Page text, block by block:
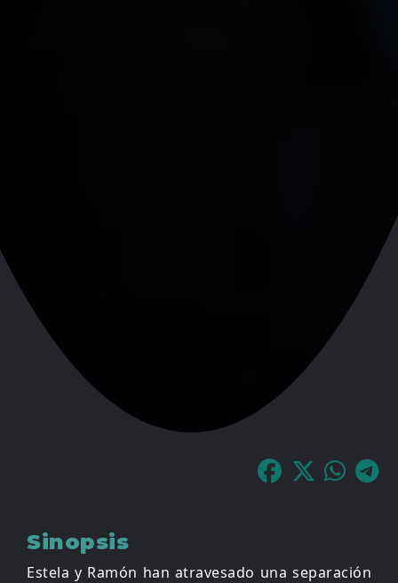
Sinopsis
Estela y Ramón han atravesado una separación